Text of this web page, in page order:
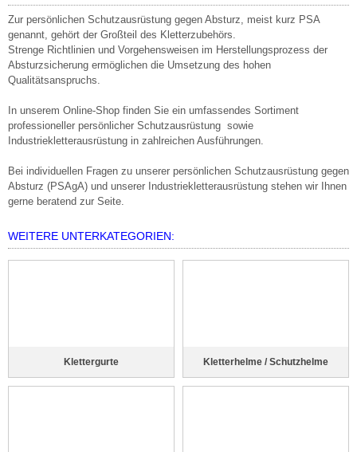
Zur persönlichen Schutzausrüstung gegen Absturz, meist kurz PSA
genannt, gehört der Großteil des Kletterzubehörs.
Strenge Richtlinien und Vorgehensweisen im Herstellungsprozess der
Absturzsicherung ermöglichen die Umsetzung des hohen
Qualitätsanspruchs.
In unserem Online-Shop finden Sie ein umfassendes Sortiment
professioneller persönlicher Schutzausrüstung sowie
Industriekletterausrüstung in zahlreichen Ausführungen.
Bei individuellen Fragen zu unserer persönlichen Schutzausrüstung gegen
Absturz (PSAgA) und unserer Industriekletterausrüstung stehen wir Ihnen
gerne beratend zur Seite.
WEITERE UNTERKATEGORIEN:
Klettergurte Kletterhelme / Schutzhelme